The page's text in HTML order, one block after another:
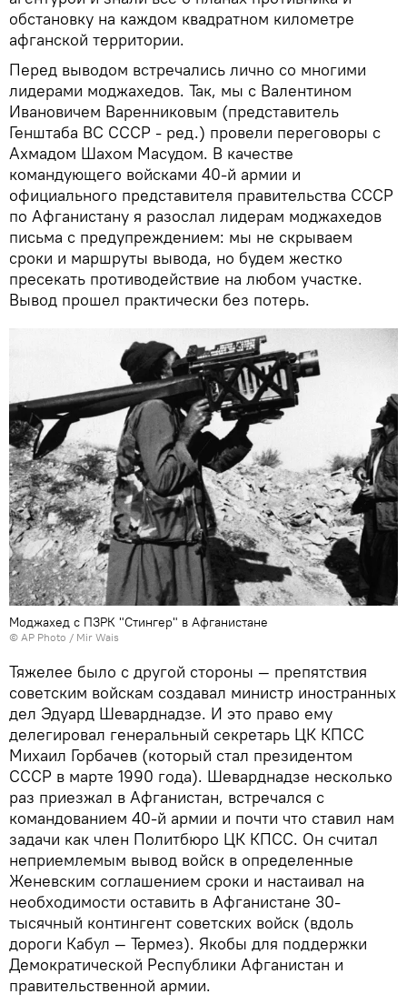
обстановку на каждом квадратном километре
афганской территории.
Перед выводом встречались лично со многими
лидерами моджахедов. Так, мы с Валентином
Ивановичем Варенниковым (представитель
Генштаба ВС СССР - ред.) провели переговоры с
Ахмадом Шахом Масудом. В качестве
командующего войсками 40-й армии и
официального представителя правительства СССР
по Афганистану я разослал лидерам моджахедов
письма с предупреждением: мы не скрываем
сроки и маршруты вывода, но будем жестко
пресекать противодействие на любом участке.
Вывод прошел практически без потерь.
Моджахед с ПЗРК "Стингер" в Афганистане
© AP Photo / Mir Wais
Тяжелее было с другой стороны — препятствия
советским войскам создавал министр иностранных
дел Эдуард Шеварднадзе. И это право ему
делегировал генеральный секретарь ЦК КПСС
Михаил Горбачев (который стал президентом
СССР в марте 1990 года). Шеварднадзе несколько
раз приезжал в Афганистан, встречался с
командованием 40-й армии и почти что ставил нам
задачи как член Политбюро ЦК КПСС. Он считал
неприемлемым вывод войск в определенные
Женевским соглашением сроки и настаивал на
необходимости оставить в Афганистане 30-
тысячный контингент советских войск (вдоль
дороги Кабул — Термез). Якобы для поддержки
Демократической Республики Афганистан и
правительственной армии.